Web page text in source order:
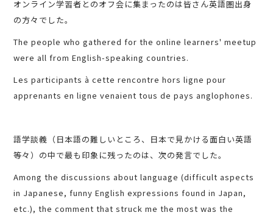
オンライン学習者とのオフ会に集まったのは皆さん英語圏出身
の方々でした。
The people who gathered for the online learners' meetup
were all from English-speaking countries.
Les participants à cette rencontre hors ligne pour
apprenants en ligne venaient tous de pays anglophones.
語学談義（日本語の難しいところ、日本で見かける面白い英語
等々）の中で最も印象に残ったのは、次の発言でした。
Among the discussions about language (difficult aspects
in Japanese, funny English expressions found in Japan,
etc.), the comment that struck me the most was the